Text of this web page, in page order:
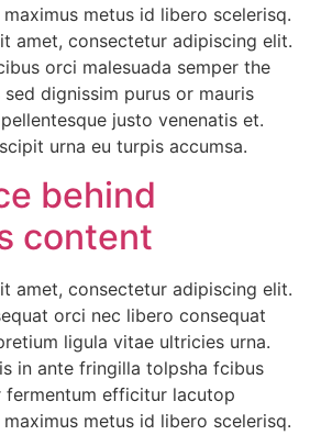
metus id libero scelerisq.
amet, consectetur adipiscing elit.
orci malesuada semper the
dignissim purus or mauris
justo venenatis et.
urna eu turpis accumsa.
behind
content
amet, consectetur adipiscing elit.
orci nec libero consequat
ligula vitae ultricies urna.
in ante fringilla tolpsha fcibus
fermentum efficitur lacutop
metus id libero scelerisq.